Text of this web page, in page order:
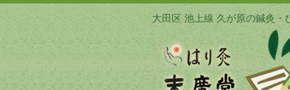
大田区 池上線 久が原の鍼灸・